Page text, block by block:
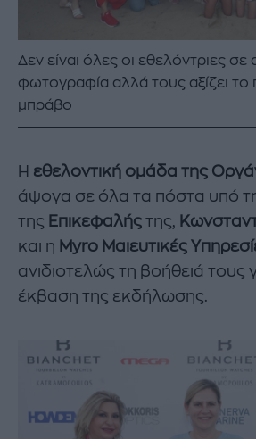
Δεν είναι όλες οι εθελόντριες σε
φωτογραφία αλλά τους αξίζει το
μπράβο
Η εθελοντική ομάδα της
άψογα σε όλα τα πόστα υπό
της Επικεφαλής της,
και η Μyro Μαιευτικές
ανιδιοτελώς τη βοήθειά τους
έκβαση της εκδήλωσης.